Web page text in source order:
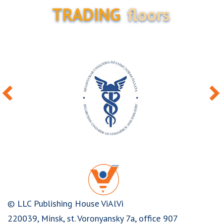
TRADING floors
© LLC Publishing House ViAlVi
220039, Minsk, st. Voronyansky 7a, office 907